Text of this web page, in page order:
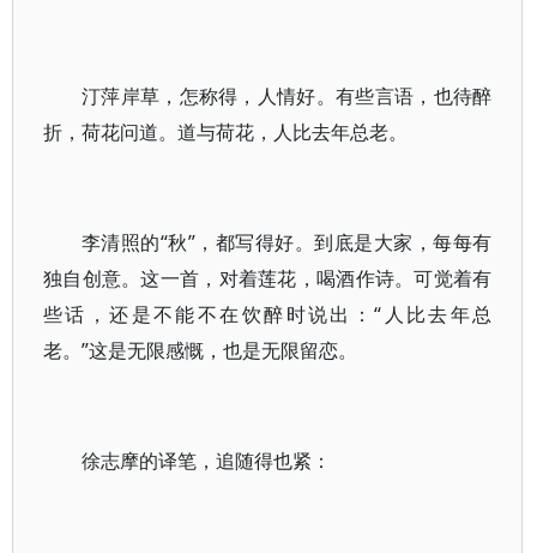
汀萍岸草，怎称得，人情好。有些言语，也待醉
折，荷花问道。道与荷花，人比去年总老。
李清照的“秋”，都写得好。到底是大家，每每有
独自创意。这一首，对着莲花，喝酒作诗。可觉着有
些话，还是不能不在饮醉时说出：“人比去年总
老。”这是无限感慨，也是无限留恋。
徐志摩的译笔，追随得也紧：